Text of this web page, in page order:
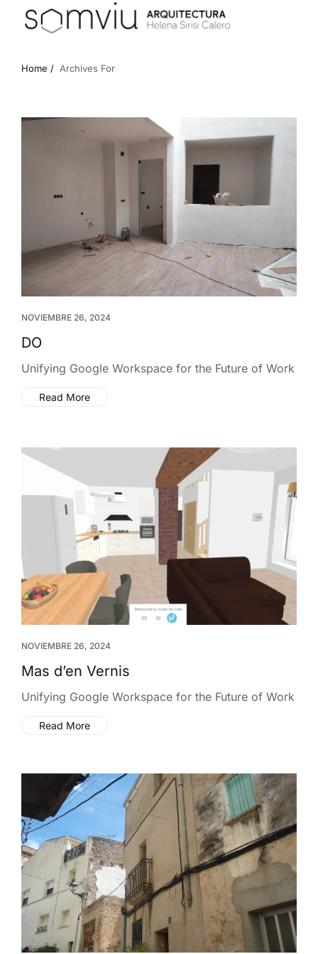
Home / Archives For
NOVIEMBRE 26, 2024
DO
Unifying Google Workspace for the Future of Work
Read More
NOVIEMBRE 26, 2024
Mas d’en Vernis
Unifying Google Workspace for the Future of Work
Read More